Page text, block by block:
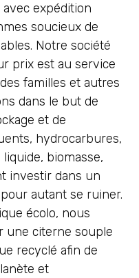
expédition
soucieux de
Notre société
prix est au service
familles et autres
dans le but de
et de
hydrocarbures,
biomasse,
investir dans un
autant se ruiner.
écolo, nous
une citerne souple
recyclé afin de
et